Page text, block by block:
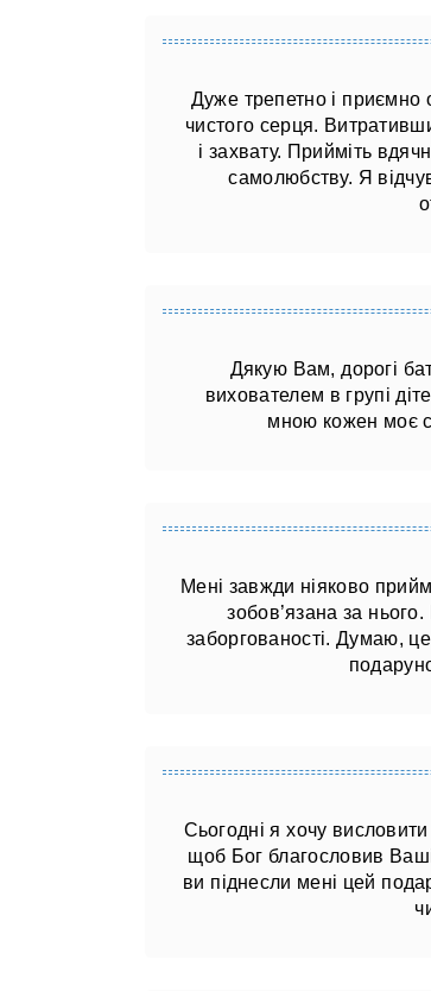
Дуже трепетно ​​і приємно
чистого серця.
і захвату. Прийміть
самолюбству. Я
Дякую Вам, дорогі
вихователем в групі
мною кожен моє
Мені завжди ніяково
зобов’язана за
заборгованості. Думаю,
Сьогодні я хочу
щоб Бог благословив Ваші
ви піднесли мені цей